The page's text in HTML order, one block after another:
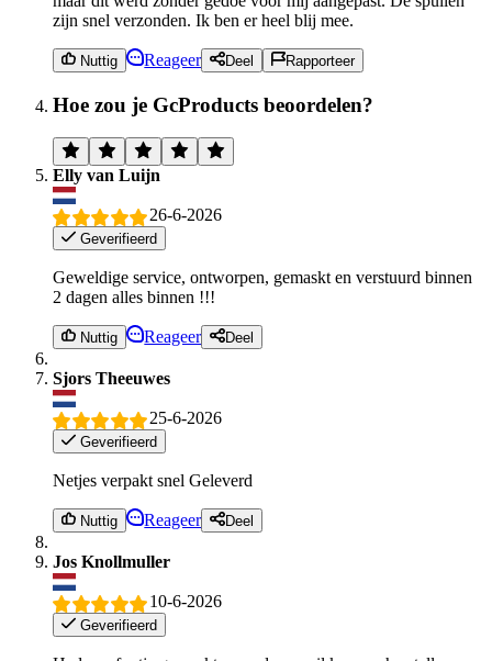
zijn snel verzonden. Ik ben er heel blij mee.
Nuttig Reageer Deel Rapporteer
Hoe zou je GcProducts beoordelen?
Elly van Luijn
26-6-2026
Geverifieerd
Geweldige service, ontworpen, gemaskt en verstuurd binnen
2 dagen alles binnen !!!
Nuttig Reageer Deel
Sjors Theeuwes
25-6-2026
Geverifieerd
Netjes verpakt snel Geleverd
Nuttig Reageer Deel
Jos Knollmuller
10-6-2026
Geverifieerd